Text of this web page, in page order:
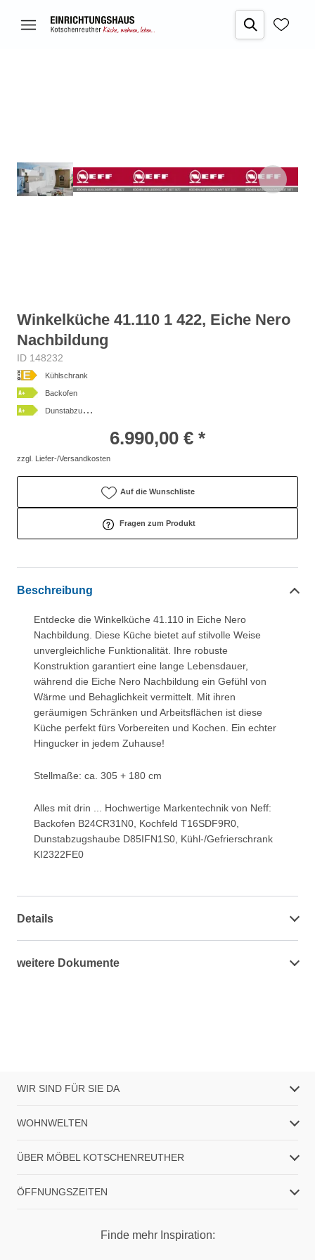
Winkelküche 41.110 1 422, Eiche Nero
Nachbildung
ID 148232
Kühlschrank
Backofen
D
unstabzugshaube
6.990,00 € *
zzgl. Liefer-/Versandkosten
Auf die Wunschliste
Fragen zum Produkt
Beschreibung
Entdecke die Winkelküche 41.110 in Eiche Nero
Nachbildung. Diese Küche bietet auf stilvolle Weise
unvergleichliche Funktionalität. Ihre robuste
Konstruktion garantiert eine lange Lebensdauer,
während die Eiche Nero Nachbildung ein Gefühl von
Wärme und Behaglichkeit vermittelt. Mit ihren
geräumigen Schränken und Arbeitsflächen ist diese
Küche perfekt fürs Vorbereiten und Kochen. Ein echter
Hingucker in jedem Zuhause!
Stellmaße: ca. 305 + 180 cm
Alles mit drin ... Hochwertige Markentechnik von Neff:
Backofen B24CR31N0, Kochfeld T16SDF9R0,
Dunstabzugshaube D85IFN1S0, Kühl-/Gefrierschrank
KI2322FE0
Details
weitere Dokumente
WIR SIND FÜR SIE DA
WOHNWELTEN
ÜBER MÖBEL KOTSCHENREUTHER
ÖFFNUNGSZEITEN
Finde mehr Inspiration: